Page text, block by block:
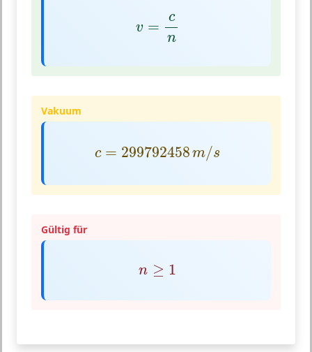
v =
c
n
n
Vakuum
c = 299792458 m/s
299792458 s
Gültig für
n ≥ 1
n ≥ 1